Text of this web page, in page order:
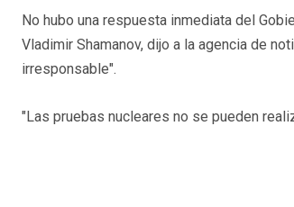
No hubo una respuesta inmediata del
Vladimir Shamanov, dijo a la agencia de
irresponsable".
"Las pruebas nucleares no se pueden